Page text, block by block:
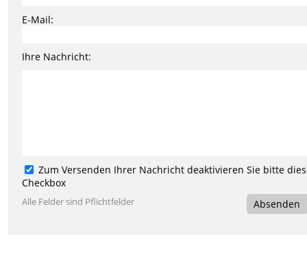
E-Mail:
Ihre Nachricht:
Zum Versenden Ihrer Nachricht deaktivieren Sie bitte
Checkbox
Alle Felder sind Pflichtfelder Absenden